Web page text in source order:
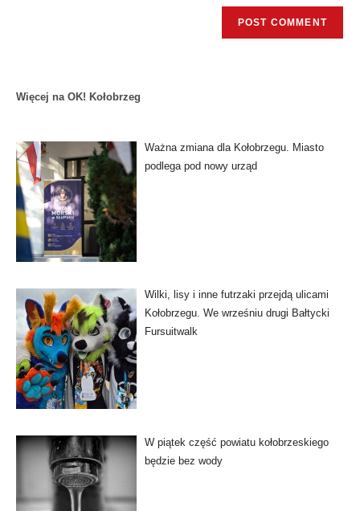
Więcej na OK! Kołobrzeg
Ważna zmiana dla Kołobrzegu. Miasto
podlega pod nowy urząd
Wilki, lisy i inne futrzaki przejdą ulicami
Kołobrzegu. We wrześniu drugi Bałtycki
Fursuitwalk
W piątek część powiatu kołobrzeskiego
będzie bez wody